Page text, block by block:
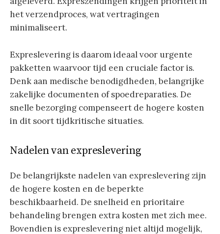
het verzendproces, wat vertragingen
minimaliseert.
Expreslevering is daarom ideaal voor urgente
pakketten waarvoor tijd een cruciale factor is.
Denk aan medische benodigdheden, belangrijke
zakelijke documenten of spoedreparaties. De
snelle bezorging compenseert de hogere kosten
in dit soort tijdkritische situaties.
Nadelen van expreslevering
De belangrijkste nadelen van expreslevering zijn
de hogere kosten en de beperkte
beschikbaarheid. De snelheid en prioritaire
behandeling brengen extra kosten met zich mee.
Bovendien is expreslevering niet altijd mogelijk,